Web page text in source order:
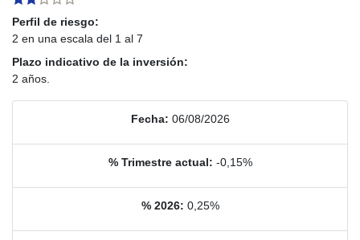
Perfil de riesgo:
2 en una escala del 1 al 7
Plazo indicativo de la inversión:
2 años.
Fecha: 06/08/2026
% Trimestre actual: -0,15%
% 2026: 0,25%